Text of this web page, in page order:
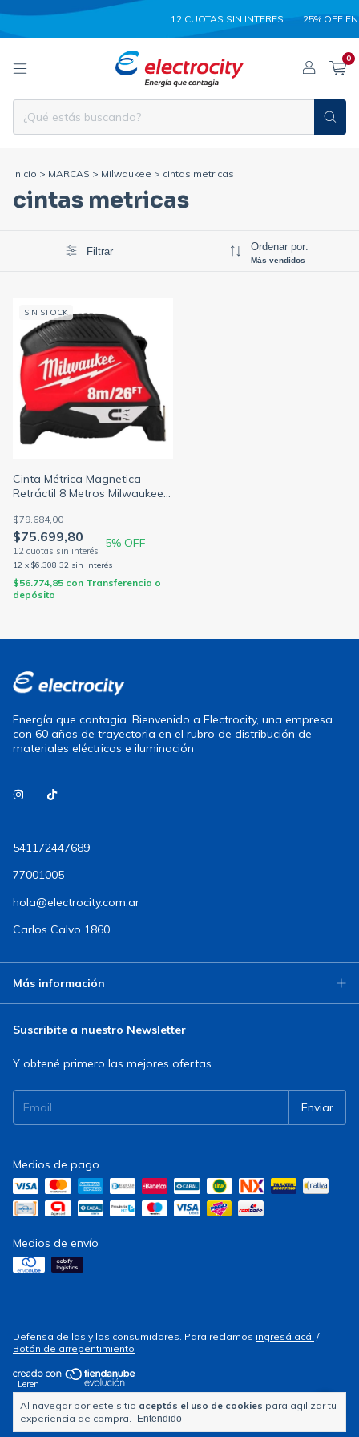
12 CUOTAS SIN INTERES 25% OFF EN
0
Al navegar por este sitio aceptás el uso de cookies para agilizar tu
experiencia de compra.
Entendido
Inicio > MARCAS > Milwaukee > cintas metricas
cintas metricas
Filtrar Ordenar por:
Más vendidos
SIN STOCK
Cinta Métrica Magnetica
Retráctil 8 Metros Milwaukee
$75.699,80
$79.684,00
5% OFF
12 x $6.308,32 sin interés
$56.774,85 con Transferencia o
depósito
Energía que contagia. Bienvenido a Electrocity, una empresa
con 60 años de trayectoria en el rubro de distribución de
materiales eléctricos e iluminación
541172447689
77001005
hola@electrocity.com.ar
Carlos Calvo 1860
Más información
Suscribite a nuestro Newsletter
Y obtené primero las mejores ofertas
Medios de pago
Medios de envío
Defensa de las y los consumidores. Para reclamos ingresá acá. /
Botón de arrepentimiento
| Leren
Copyright Electrocity - 2026. Todos los derechos reservados.